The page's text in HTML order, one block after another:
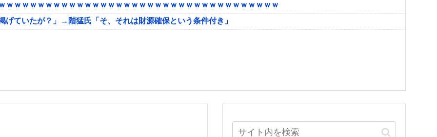
ｗｗｗｗｗｗｗｗｗｗｗｗｗｗｗｗｗｗｗｗｗｗｗｗｗｗｗｗｗｗｗｗｗｗ
ていたが？」→階猛氏「そ、それは財源確保という条件付き」